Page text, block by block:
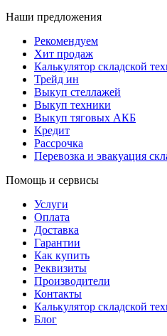
Наши предложения
Рекомендуем
Хит продаж
Калькулятор складской
Трейд ин
Выкуп стеллажей
Выкуп техники
Выкуп тяговых АКБ
Кредит
Рассрочка
Перевозка и эвакуация
Помощь и сервисы
Услуги
Оплата
Доставка
Гарантии
Как купить
Реквизиты
Производители
Контакты
Калькулятор складской
Блог